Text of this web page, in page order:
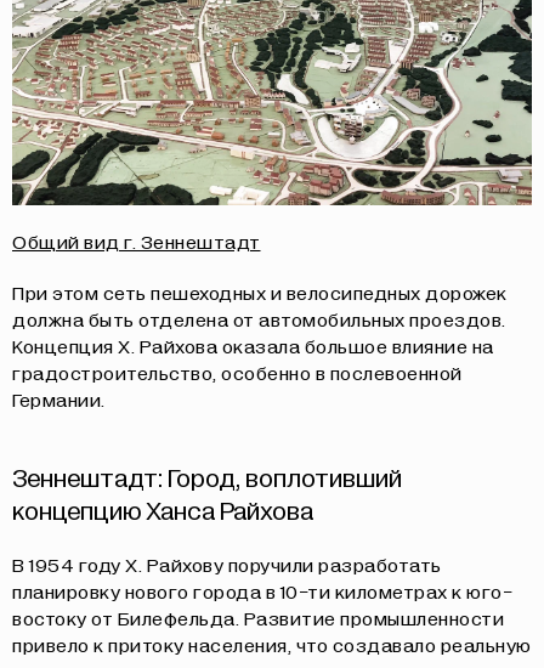
Общий вид г. Зеннештадт
При этом сеть пешеходных и велосипедных дорожек
должна быть отделена от автомобильных проездов.
Концепция Х. Райхова оказала большое влияние на
градостроительство, особенно в послевоенной
Германии.
Зеннештадт: Город, воплотивший
концепцию Ханса Райхова
В 1954 году Х. Райхову поручили разработать
планировку нового города в 10-ти километрах к юго-
востоку от Билефельда. Развитие промышленности
привело к притоку населения, что создавало реальную